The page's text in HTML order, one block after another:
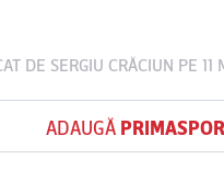
DE SERGIU CRĂCIUN PE
ADAUGĂ
OSK Sf
Vs
FCSB